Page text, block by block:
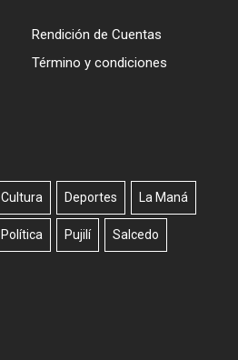
Rendición de Cuentas
Término y condiciones
Cultura Deportes La Maná
Política Pujilí Salcedo